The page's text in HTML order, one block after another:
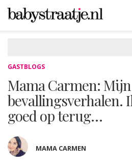
GASTBLOGS
Mama Carmen: Mijn
bevallingsverhalen.
goed op terug…
MAMA CARMEN